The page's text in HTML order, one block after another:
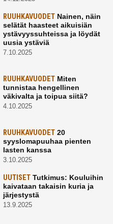
RUUHKAVUODETNainen, näin
selätät haasteet aikuisiän
ystävyyssuhteissa ja löydät
uusia ystäviä
7.10.2025
RUUHKAVUODETMiten
tunnistaa hengellinen
väkivalta ja toipua siitä?
4.10.2025
RUUHKAVUODET20
syyslomapuuhaa pienten
lasten kanssa
3.10.2025
UUTISETTutkimus: Kouluihin
kaivataan takaisin kuria ja
järjestystä
13.9.2025